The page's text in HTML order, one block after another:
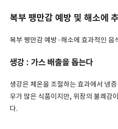
복부 팽만감 예방 및 해소에
복부 팽만감 예방·해소에 효과적인 음
생강 : 가스 배출을 돕는다
생강은 체온을 조절하는 효과에서 냉
우가 많은 식품이지만, 위장의 불쾌감
다.